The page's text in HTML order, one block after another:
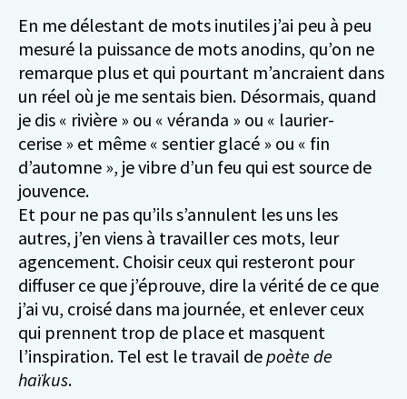
En me délestant de mots inutiles j’ai peu à peu
mesuré la puissance de mots anodins, qu’on ne
remarque plus et qui pourtant m’ancraient dans
un réel où je me sentais bien. Désormais, quand
je dis « rivière » ou « véranda » ou « laurier-
cerise » et même « sentier glacé » ou « fin
d’automne », je vibre d’un feu qui est source de
jouvence.
Et pour ne pas qu’ils s’annulent les uns les
autres, j’en viens à travailler ces mots, leur
agencement. Choisir ceux qui resteront pour
diffuser ce que j’éprouve, dire la vérité de ce que
j’ai vu, croisé dans ma journée, et enlever ceux
qui prennent trop de place et masquent
l’inspiration. Tel est le travail depoète de
haïkus.